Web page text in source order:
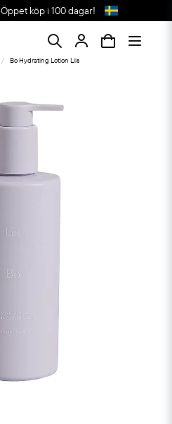
Öppet köp i 100 dagar!
Bo Hydrating Lotion Liis